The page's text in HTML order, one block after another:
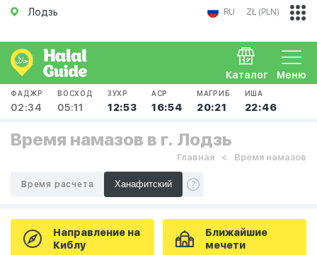
Лодзь RU ZŁ (PLN)
Меню
Каталог
ФАДЖР
02:34
ВОСХОД
05:11
ЗУХР
12:53
АСР
16:54
МАГРИБ
20:21
ИША
22:46
Время намазов в г. Лодзь
Главная Время намазов
Время расчета
Направление на
Киблу
Ближайшие
мечети